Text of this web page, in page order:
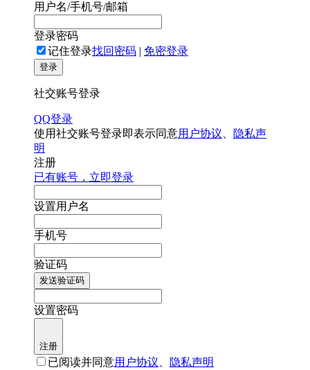
用户名/手机号/邮箱
登录密码
记住登录找回密码 | 免密登录
登录
社交账号登录
QQ登录
使用社交账号登录即表示同意用户协议
隐私声
明
注册
已有账号，立即登录
设置用户名
手机号
验证码
发送验证码
设置密码
注册
已阅读并同意用户协议
隐私声明